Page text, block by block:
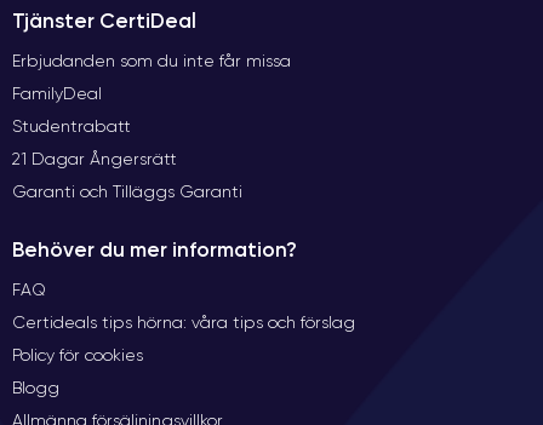
Tjänster CertiDeal
Erbjudanden som du inte får missa
FamilyDeal
Studentrabatt
21 Dagar Ångersrätt
Garanti och Tilläggs Garanti
Behöver du mer information?
FAQ
Certideals tips hörna: våra tips och förslag
Policy för cookies
Blogg
Allmänna försäljningsvillkor